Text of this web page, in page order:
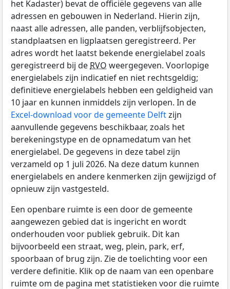
het Kadaster) bevat de officiële gegevens van alle
adressen en gebouwen in Nederland. Hierin zijn,
naast alle adressen, alle panden, verblijfsobjecten,
standplaatsen en ligplaatsen geregistreerd. Per
adres wordt het laatst bekende energielabel zoals
geregistreerd bij de RVO weergegeven. Voorlopige
energielabels zijn indicatief en niet rechtsgeldig;
definitieve energielabels hebben een geldigheid van
10 jaar en kunnen inmiddels zijn verlopen. In de
Excel-download voor de gemeente Delftzijn
aanvullende gegevens beschikbaar, zoals het
berekeningstype en de opnamedatum van het
energielabel. De gegevens in deze tabel zijn
verzameld op 1 juli 2026. Na deze datum kunnen
energielabels en andere kenmerken zijn gewijzigd of
opnieuw zijn vastgesteld.
Een openbare ruimte is een door de gemeente
aangewezen gebied dat is ingericht en wordt
onderhouden voor publiek gebruik. Dit kan
bijvoorbeeld een straat, weg, plein, park, erf,
spoorbaan of brug zijn. Zie de toelichting voor een
verdere definitie. Klik op de naam van een openbare
ruimte om de pagina met statistieken voor die ruimte